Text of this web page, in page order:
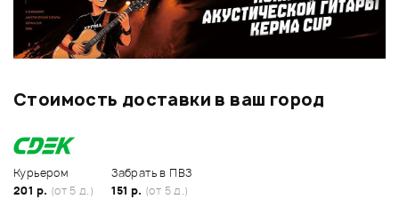
Стоимость доставки в ваш город
Курьером
201 р. (от 5 д.)
Забрать в ПВЗ
151 р. (от 5 д.)